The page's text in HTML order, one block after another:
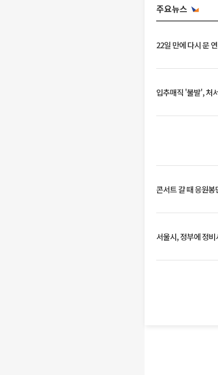
주요뉴스
22일 만에 다시 문
입추매직 '불발', 처
콘서트 갈 때 응원
서울시, 정부에 정